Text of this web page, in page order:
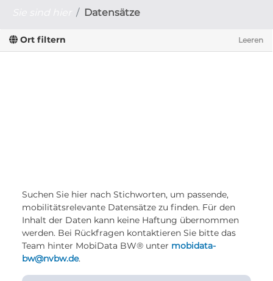
Datensätze
Ort filtern Leeren
Suchen Sie hier nach Stichworten, um passende,
mobilitätsrelevante Datensätze zu finden. Für den
Inhalt der Daten kann keine Haftung übernommen
werden. Bei Rückfragen kontaktieren Sie bitte das
Team hinter MobiData BW® unter mobidata-
bw@nvbw.de.